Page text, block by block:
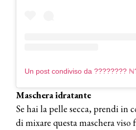
Maschera idratante
Se hai la pelle secca, prendi in
di mixare questa maschera viso